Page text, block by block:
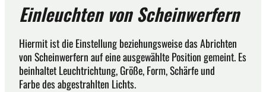
Einleuchten von Scheinwerfern
Hiermit ist die Einstellung beziehungsweise das Abrichten
von Scheinwerfern auf eine ausgewählte Position gemeint. Es
beinhaltet Leuchtrichtung, Größe, Form, Schärfe und
Farbe des abgestrahlten Lichts.